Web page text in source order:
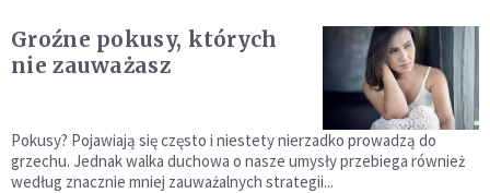
Groźne pokusy, których
nie zauważasz
Pokusy? Pojawiają się często i niestety nierzadko prowadzą do
grzechu. Jednak walka duchowa o nasze umysły przebiega również
według znacznie mniej zauważalnych strategii...